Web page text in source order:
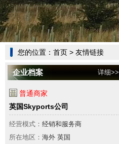
您的位置： 首页 > 友情链接
企业档案 详细>>
普通商家
英国Skyports公司
经营模式： 经销和服务商
所在地区： 海外 英国